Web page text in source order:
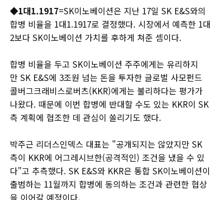
◆1대1.1917=SK이노베이션은 지난 17일 SK E&S와의
합병 비율을 1대1.1917로 결정했다. 시장에서 예측한 1대
2보다 SK이노베이션 가치를 후하게 쳐준 셈이다.
합병 비율을 두고 SK이노베이션 주주에게는 유리하지
만 SK E&S에 3조원 넘는 돈을 투자한 글로벌 사모펀드
콜버그크래비스로버츠(KKR)에게는 불리하다는 평가가
나왔다. 때문에 이번 합병에 반대할 수도 있는 KKR이 SK
측 계획에 협조한 데 관심이 쏠리기도 했다.
박주근 리더스인덱스 대표는 "공개되지는 않았지만 SK
측이 KKR에 어그레시브한(공격적인) 조건을 냈을 수 있
다"고 추측했다. SK E&S와 KKR은 통합 SK이노베이션이
출범하는 11월까지 합병에 동의하는 조건과 관련한 협상
을 이어갈 예정이다.